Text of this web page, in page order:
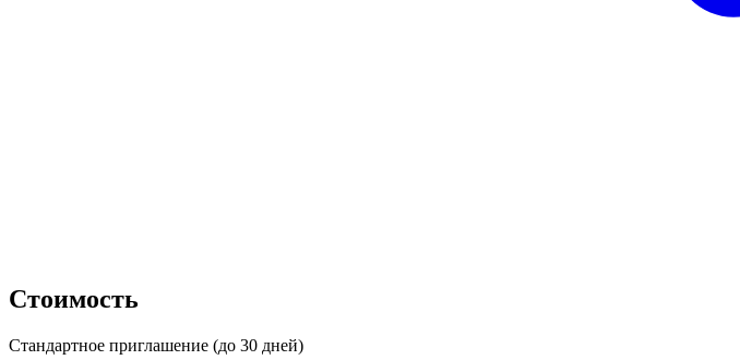
Стоимость
Стандартное приглашение (до 30 дней)